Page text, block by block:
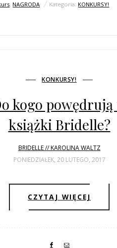
, NAGRODA Kategoria: KONKURSY!
KONKURSY!
kogo powędrują
książki Bridelle?
BRIDELLE // KAROLINA WALTZ
PONIEDZIAŁEK, 20 LUTEGO, 2017
CZYTAJ WIĘCEJ